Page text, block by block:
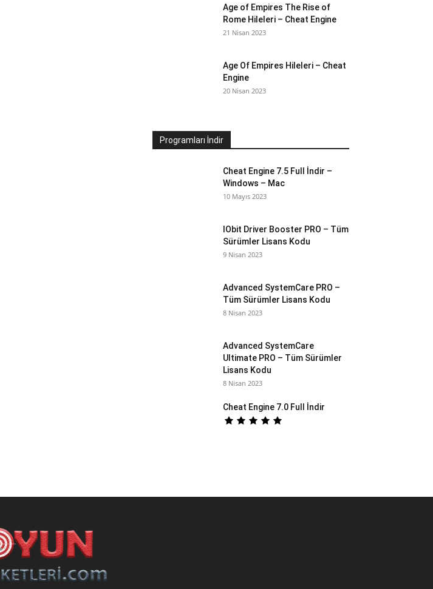
Age of Empires The Rise of
Rome Hileleri – Cheat Engine
21 Nisan 2023
Age Of Empires Hileleri – Cheat
Engine
20 Nisan 2023
Programları İndir
Cheat Engine 7.5 Full İndir –
Windows – Mac
10 Mayıs 2023
IObit Driver Booster PRO – Tüm
Sürümler Lisans Kodu
9 Nisan 2023
Advanced SystemCare PRO –
Tüm Sürümler Lisans Kodu
8 Nisan 2023
Advanced SystemCare
Ultimate PRO – Tüm Sürümler
Lisans Kodu
8 Nisan 2023
Cheat Engine 7.0 Full İndir